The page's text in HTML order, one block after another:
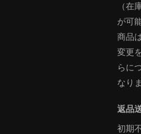
（在
が可
商品
変更
らに
なり
返品
初期